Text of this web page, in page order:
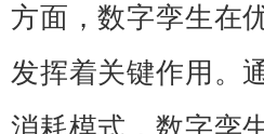
方面，数字孪生在
发挥着关键作用。